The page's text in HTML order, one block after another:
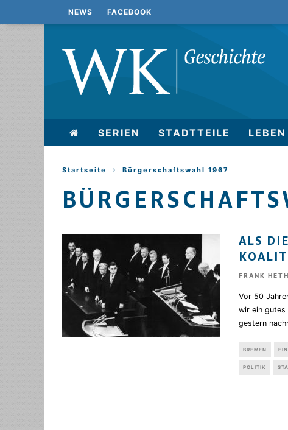
NEWS FACEBOOK
SERIEN STADTTEILE LEBEN
Startseite Bürgerschaftswahl 1967
ALS
FRANK
Vor 50
wir ein gutes
gestern
BREMEN
POLITIK